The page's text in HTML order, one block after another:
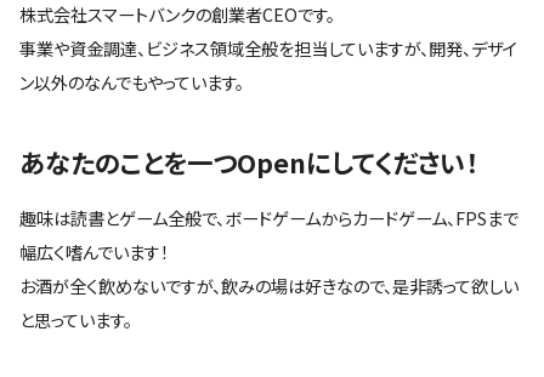
株式会社スマートバンクの創業者CEOです。
事業や資金調達、ビジネス領域全般を担当していますが、開発、デザイ
ン以外のなんでもやっています。
あなたのことを一つOpenにしてください！
趣味は読書とゲーム全般で、ボードゲームからカードゲーム、FPSまで
幅広く嗜んでいます！
お酒が全く飲めないですが、飲みの場は好きなので、是非誘って欲しい
と思っています。